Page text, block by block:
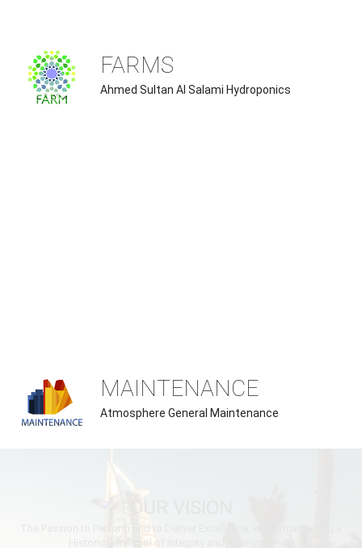
FARMS
Ahmed Sultan Al Salami Hydroponics
MAINTENANCE
Atmosphere General Maintenance
OUR VISION
The Passion to Perform and to Deliver Excellence, while maintaining a
Historical Symbol of Integrity and Transparency.